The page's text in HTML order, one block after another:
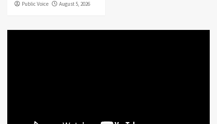
Public Voice August 5, 2026